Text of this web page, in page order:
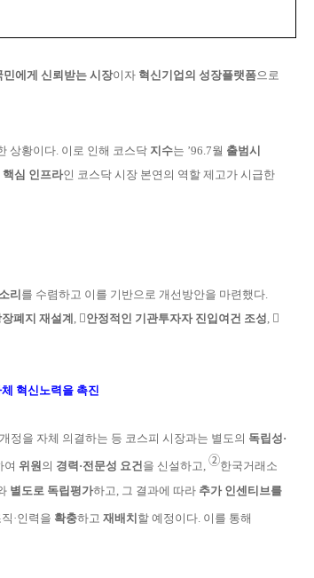
민에게 신뢰받는 시장이자 혁신기업의 성장플랫폼으로
상황이다. 이로 인해 코스닥 지 수는 ’96.7월 출범시
핵심 인프라인 코스닥 시장 본연의 역할 제고가 시급한
리 를 수렴하고 이를 기반으로 개선방안을 마련했다.
장폐지 재설계 ,󰊳안정적인 기관투자자 진입여건 조성,󰊴
혁신노력을 촉진
개정을 자체 의결하는 등 코스피 시장과는 별도의 독립성·
여 위원 의 경력·전문성 요건을 신설하고, ➁한국거래소
별도로 독립평가하고, 그 결과에 따라추가 인센티브를
·인력을 확충하고 재배치 할 예정이다. 이를 통해